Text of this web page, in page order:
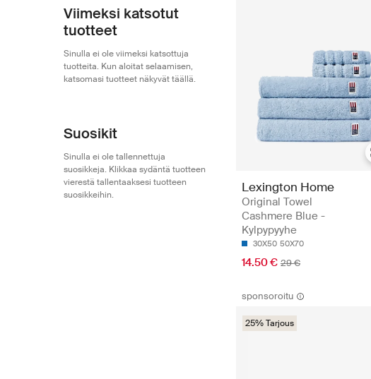
Viimeksi katsotut
tuotteet
Sinulla ei ole viimeksi katsottuja
tuotteita. Kun aloitat selaamisen,
katsomasi tuotteet näkyvät täällä.
Suosikit
Sinulla ei ole tallennettuja
suosikkeja. Klikkaa sydäntä tuotteen
vierestä tallentaaksesi tuotteen
suosikkeihin.
Lexington Home
Original Towel
Cashmere Blue -
Kylpypyyhe
30X50 50X70
14.50 € 29 €
sponsoroitu
25% Tarjous